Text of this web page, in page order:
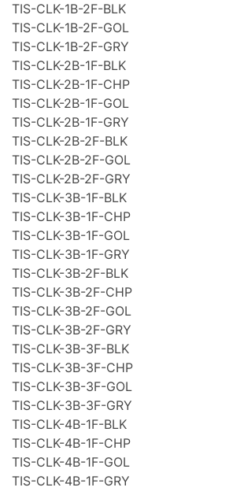
TIS-CLK-1B-2F-BLK
TIS-CLK-1B-2F-GOL
TIS-CLK-1B-2F-GRY
TIS-CLK-2B-1F-BLK
TIS-CLK-2B-1F-CHP
TIS-CLK-2B-1F-GOL
TIS-CLK-2B-1F-GRY
TIS-CLK-2B-2F-BLK
TIS-CLK-2B-2F-GOL
TIS-CLK-2B-2F-GRY
TIS-CLK-3B-1F-BLK
TIS-CLK-3B-1F-CHP
TIS-CLK-3B-1F-GOL
TIS-CLK-3B-1F-GRY
TIS-CLK-3B-2F-BLK
TIS-CLK-3B-2F-CHP
TIS-CLK-3B-2F-GOL
TIS-CLK-3B-2F-GRY
TIS-CLK-3B-3F-BLK
TIS-CLK-3B-3F-CHP
TIS-CLK-3B-3F-GOL
TIS-CLK-3B-3F-GRY
TIS-CLK-4B-1F-BLK
TIS-CLK-4B-1F-CHP
TIS-CLK-4B-1F-GOL
TIS-CLK-4B-1F-GRY